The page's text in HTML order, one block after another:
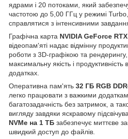
ядрами і 20 потоками, який
частотою до 5,00 ГГц у режимі
справлятися з інтенсивними
Графічна карта NVIDIA GeForce
відеопам'яті надає відмінну
роботи з 3D-графікою та
максимальну якість і
додатках.
Оперативна пам'ять 32 ГБ RGB
легко працювати з важкими
багатозадачність без затримок, а
вигляду завдяки яскравому
NVMe на 1 ТБ забезпечує миттєве
швидкий доступ до файлів.